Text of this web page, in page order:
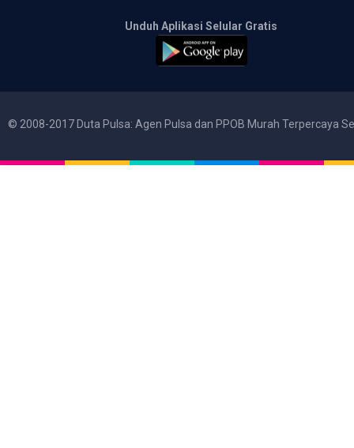
Unduh Aplikasi Selular Gratis
© 2008-2017 Duta Pulsa: Agen Pulsa dan PPOB Murah Terpercaya